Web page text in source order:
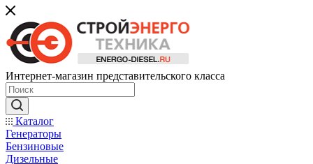
Интернет-магазин представительского класса
Каталог
Генераторы
Бензиновые
Дизельные